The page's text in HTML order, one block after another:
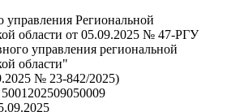
управления Региональной
области от 05.09.2025 № 47-РГУ
управления региональной
области"
№ 23-842/2025)
5001202509050009